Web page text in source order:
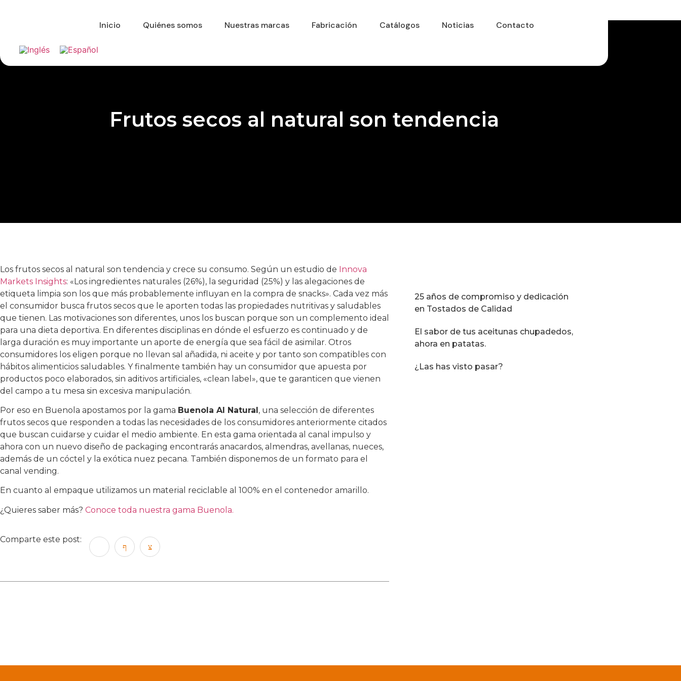
Inicio Quiénes somos Nuestras marcas Fabricación Catálogos Noticias Contacto
Frutos secos al natural son tendencia
Los frutos secos al natural son tendencia y crece su consumo. Según un estudio de Innova
Markets Insights: «Los ingredientes naturales (26%), la seguridad (25%) y las alegaciones de
etiqueta limpia son los que más probablemente influyan en la compra de snacks». Cada vez más
el consumidor busca frutos secos que le aporten todas las propiedades nutritivas y saludables
que tienen. Las motivaciones son diferentes, unos los buscan porque son un complemento ideal
para una dieta deportiva. En diferentes disciplinas en dónde el esfuerzo es continuado y de
larga duración es muy importante un aporte de energía que sea fácil de asimilar. Otros
consumidores los eligen porque no llevan sal añadida, ni aceite y por tanto son compatibles con
hábitos alimenticios saludables. Y finalmente también hay un consumidor que apuesta por
productos poco elaborados, sin aditivos artificiales, «clean label», que te garanticen que vienen
del campo a tu mesa sin excesiva manipulación.
Por eso en Buenola apostamos por la gama Buenola Al Natural, una selección de diferentes
frutos secos que responden a todas las necesidades de los consumidores anteriormente citados
que buscan cuidarse y cuidar el medio ambiente. En esta gama orientada al canal impulso y
ahora con un nuevo diseño de packaging encontrarás anacardos, almendras, avellanas, nueces,
además de un cóctel y la exótica nuez pecana. También disponemos de un formato para el
canal vending.
En cuanto al empaque utilizamos un material reciclable al 100% en el contenedor amarillo.
¿Quieres saber más? Conoce toda nuestra gama Buenola.
Comparte este post:
25 años de compromiso y dedicación
en Tostados de Calidad
El sabor de tus aceitunas chupadedos,
ahora en patatas.
¿Las has visto pasar?